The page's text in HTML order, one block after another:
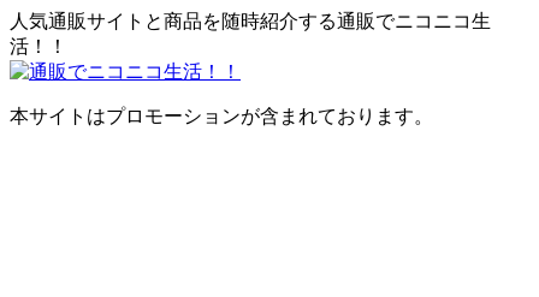
人気通販サイトと商品を随時紹介する通販でニコニコ生
活！！
本サイトはプロモーションが含まれております。